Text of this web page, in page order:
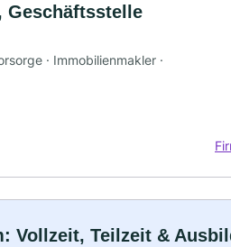
Geschäftsstelle
· Immobilienmakler ·
Vollzeit, Teilzeit &